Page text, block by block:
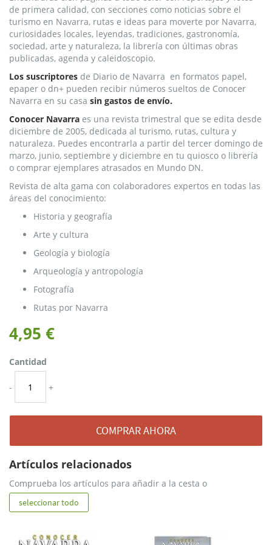
de primera calidad, con secciones como noticias sobre el
turismo en Navarra, rutas e ideas para moverte por Navarra,
curiosidades locales, leyendas, tradiciones, gastronomía,
sociedad, arte y naturaleza, la librería con últimas obras
publicadas, agenda y caleidoscopio.
Los suscriptores de Diario de Navarra en formatos papel,
epaper o dn+ pueden recibir números sueltos de Conocer
Navarra en su casa sin gastos de envío.
Conocer Navarra es una revista trimestral que se edita desde
diciembre de 2005, dedicada al turismo, rutas, cultura y
naturaleza. Puedes encontrarla a partir del tercer domingo de
marzo, junio, septiembre y diciembre en tu quiosco o librería
o comprar ejemplares atrasados en Mundo DN.
Revista de alta gama con colaboradores expertos en todas las
áreas del conocimiento:
Historia y geografía
Arte y cultura
Geología y biología
Arqueología y antropología
Fotografía
Rutas por Navarra
4,95 €
Cantidad
- +
COMPRAR AHORA
Artículos relacionados
Comprueba los artículos para añadir a la cesta o
seleccionar todo